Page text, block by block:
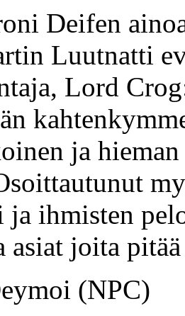
Deifen
Luutnatti
Lord
ja
ja ihmisten
asiat joita
(NPC)